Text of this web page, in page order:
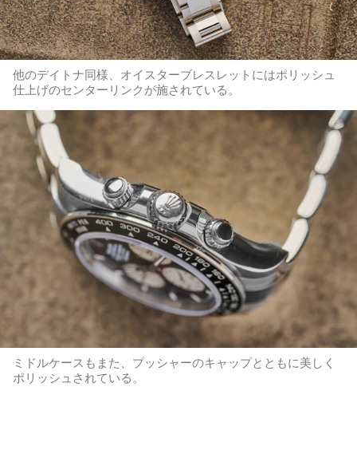
他のデイトナ同様、オイスターブレスレットにはポリッシュ
仕上げのセンターリンクが施されている。
ミドルケースもまた、プッシャーのキャップとともに美しく
ポリッシュされている。